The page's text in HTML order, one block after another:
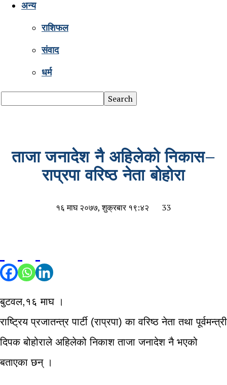
अन्य
राशिफल
संवाद
धर्म
ताजा जनादेश नै अहिलेको निकास–
राप्रपा वरिष्ठ नेता बोहोरा
१६ माघ २०७७, शुक्रबार १९:४२ 33
बुटवल,१६ माघ ।
राष्ट्रिय प्रजातन्त्र पार्टी (राप्रपा) का वरिष्ठ नेता तथा पूर्वमन्त्री
दिपक बोहोराले अहिलेको निकाश ताजा जनादेश नै भएको
बताएका छन् ।